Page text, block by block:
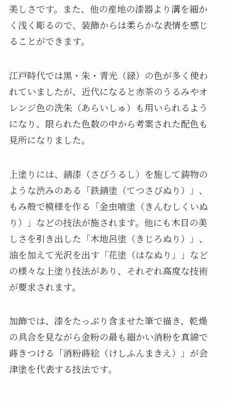
美しさです。また、他の産地の漆器より溝を細か
く浅く彫るので、装飾からは柔らかな表情を感じ
ることができます。
江戸時代では黒・朱・青光（緑）の色が多く使わ
れていましたが、近代になると赤茶のうるみやオ
レンジ色の洗朱（あらいしゅ）も用いられるよう
になり、限られた色数の中から考案された配色も
見所になりました。
上塗りには、錆漆（さびうるし）を施して鋳物の
ような渋みのある「鉄錆塗（てつさびぬり）」、
もみ殻で模様を作る「金虫喰塗（きんむしくいぬ
り）」などの技法が施されます。他にも木目の美
しさを引き出した「木地呂塗（きじろぬり）」、
油を加えて光沢を出す「花塗（はなぬり」」など
の様々な上塗り技法があり、それぞれ高度な技術
が要求されます。
加飾では、漆をたっぷり含ませた筆で描き、乾燥
の具合を見ながら金粉の最も細かい消粉を真綿で
蒔きつける「消粉蒔絵（けしふんまきえ）」が会
津塗を代表する技法です。